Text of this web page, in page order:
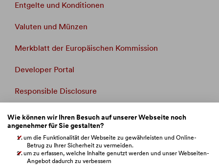
Entgelte und Konditionen
Valuten und Münzen
Merkblatt der Europäischen Kommission
Developer Portal
Responsible Disclosure
Whistleblowing
Beschwerdemanagement
Verbandsklage
Wie können wir Ihren Besuch auf unserer Webseite noch
angenehmer für Sie gestalten?
um die Funktionalität der Webseite zu gewährleisten und Online-
Betrug zu Ihrer Sicherheit zu vermeiden.
um zu erfassen, welche Inhalte genutzt werden und unser Webseiten-
Angebot dadurch zu verbessern